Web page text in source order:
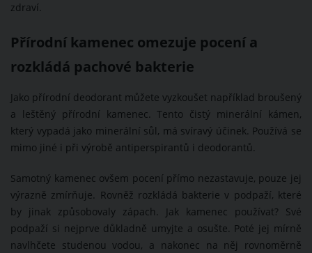
zdraví.
Přírodní kamenec omezuje pocení a
rozkládá pachové bakterie
Jako přírodní deodorant můžete vyzkoušet například broušený
a leštěný přírodní kamenec. Tento čistý minerální kámen,
který vypadá jako minerální sůl, má svíravý účinek. Používá se
mimo jiné i při výrobě antiperspirantů i deodorantů.
Samotný kamenec ovšem pocení přímo nezastavuje, pouze jej
výrazně zmírňuje. Rovněž rozkládá bakterie v podpaží, které
by jinak způsobovaly zápach. Jak kamenec používat? Své
podpaží si nejprve důkladně umyjte a osušte. Poté jej mírně
navlhčete studenou vodou, a nakonec na něj rovnoměrně